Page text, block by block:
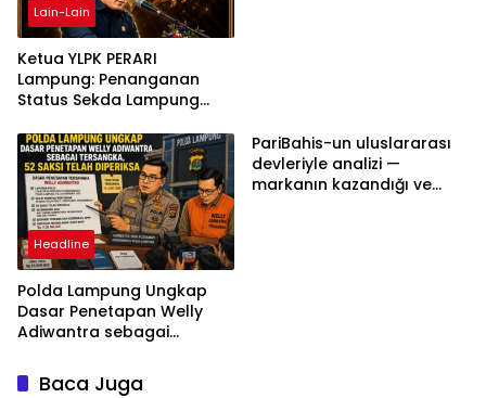
Lain-Lain
Ketua YLPK PERARI
Lampung: Penanganan
Status Sekda Lampung
Berdasarkan Aturan,
Bukan Tekanan Opini
Headline
Polda Lampung Ungkap
Dasar Penetapan Welly
Adiwantra sebagai
Diperiksa
PariBahis-un uluslararası
devleriyle analizi —
markanın kazandığı ve
Baca Juga